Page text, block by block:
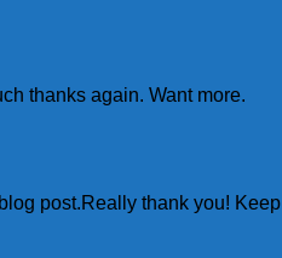
thanks again. Want more.
post.Really thank you! Keep